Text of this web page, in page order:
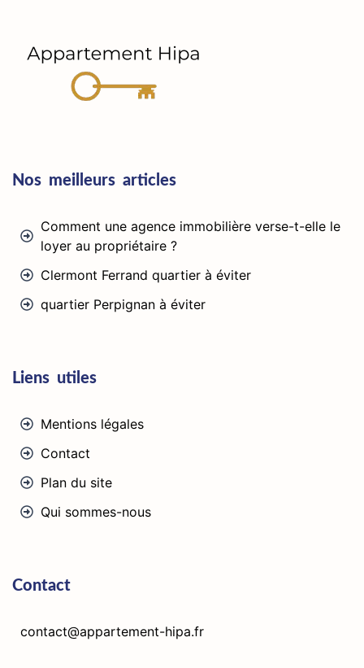
Nos meilleurs articles
Comment une agence immobilière verse-t-elle le
loyer au propriétaire ?
Clermont Ferrand quartier à éviter
quartier Perpignan à éviter
Liens utiles
Mentions légales
Contact
Plan du site
Qui sommes-nous
Contact
contact@appartement-hipa.fr